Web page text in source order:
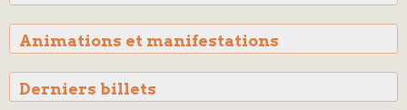
Animations et manifestations
Derniers billets